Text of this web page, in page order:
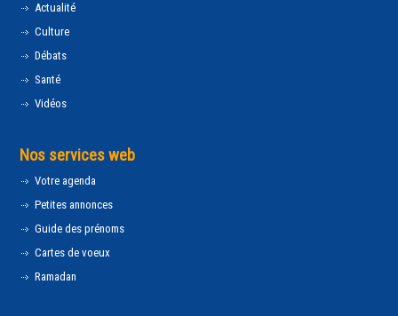
Actualité
Culture
Débats
Santé
Vidéos
Nos services web
Votre agenda
Petites annonces
Guide des prénoms
Cartes de voeux
Ramadan